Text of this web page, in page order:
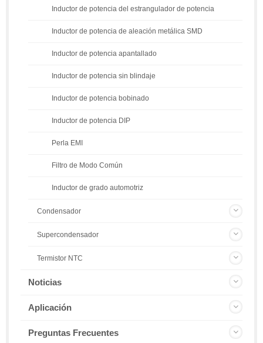
Inductor de potencia del estrangulador de potencia
Inductor de potencia de aleación metálica SMD
Inductor de potencia apantallado
Inductor de potencia sin blindaje
Inductor de potencia bobinado
Inductor de potencia DIP
Perla EMI
Filtro de Modo Común
Inductor de grado automotriz
Condensador
Supercondensador
Termistor NTC
Noticias
Aplicación
Preguntas Frecuentes